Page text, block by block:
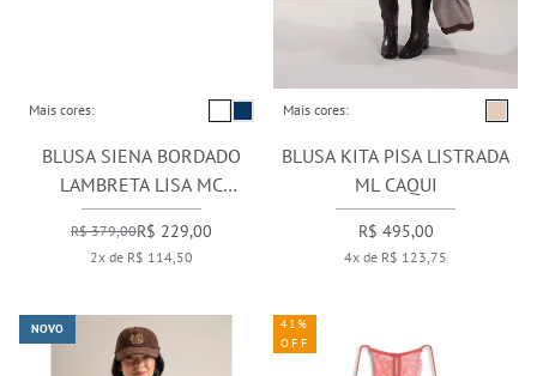
Mais cores:
BLUSA SIENA BORDADO
LAMBRETA LISA MC
BRANCO
R$ 379,00R$ 229,00
2x de R$ 114,50
Mais cores:
BLUSA KITA PISA LISTRADA
ML CAQUI
R$ 495,00
4x de R$ 123,75
NOVO
41%
OFF